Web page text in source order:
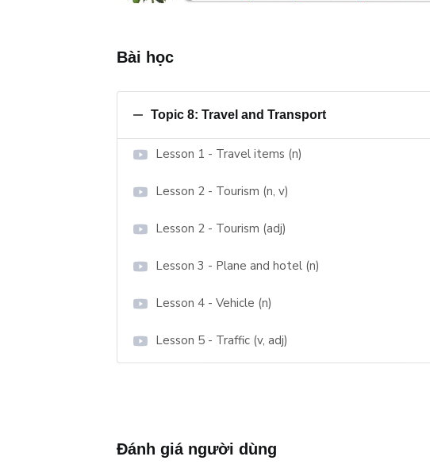
Bài học
Topic 8: Travel and Transport
Lesson 1 - Travel items (n)
Lesson 2 - Tourism (n, v)
Lesson 2 - Tourism (adj)
Lesson 3 - Plane and hotel (n)
Lesson 4 - Vehicle (n)
Lesson 5 - Traffic (v, adj)
Đánh giá người dùng